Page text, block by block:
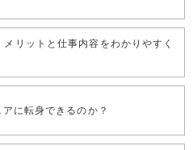
リットと仕事内容をわかりやすく
に転身できるのか？